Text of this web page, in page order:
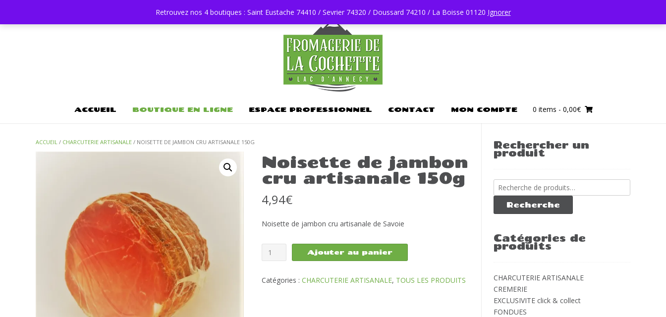
Retrouvez nos 4 boutiques : Saint Eustache 74410 / Sevrier 74320 / Doussard 74210 / La Boisse 01120 Ignorer
ACCUEIL BOUTIQUE EN LIGNE ESPACE PROFESSIONNEL CONTACT MON COMPTE 0 items - 0,00€
ACCUEIL / CHARCUTERIE ARTISANALE / NOISETTE DE JAMBON CRU ARTISANALE 150G
Noisette de jambon
cru artisanale 150g
4,94€
Noisette de jambon cru artisanale de Savoie
quantité
de
de
Ajouter au panier
Catégories : CHARCUTERIE ARTISANALE, TOUS LES PRODUITS
Rechercher un
produit
Recherche
pour :
Recherche
Catégories de
produits
CHARCUTERIE ARTISANALE
CREMERIE
EXCLUSIVITE click & collect
FONDUES